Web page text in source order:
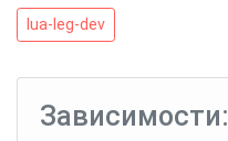
Навигация
записям
lua-
leg-
dev
lua-leg-dev
Зависимости: